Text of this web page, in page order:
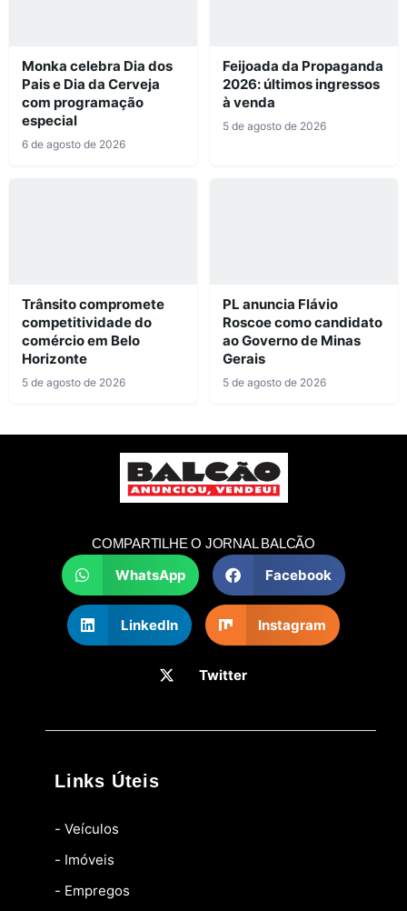
Monka celebra Dia dos
Pais e Dia da Cerveja
com programação
especial
6 de agosto de 2026
Feijoada da Propaganda
2026: últimos ingressos
à venda
5 de agosto de 2026
Trânsito compromete
competitividade do
comércio em Belo
Horizonte
5 de agosto de 2026
PL anuncia Flávio
Roscoe como candidato
ao Governo de Minas
Gerais
5 de agosto de 2026
COMPARTILHE O JORNAL BALCÃO
WhatsApp Facebook
LinkedIn Instagram
Twitter
Links Úteis
- Veículos
- Imóveis
- Empregos